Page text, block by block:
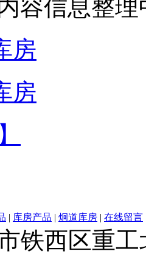
容信息整
房
房
| 库房产品 | 炯道库房 | 在线留言
铁西区重